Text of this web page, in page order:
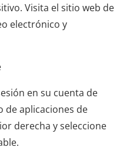
Visita el sitio web de
electrónico y
en su cuenta de
de aplicaciones de
derecha y seleccione